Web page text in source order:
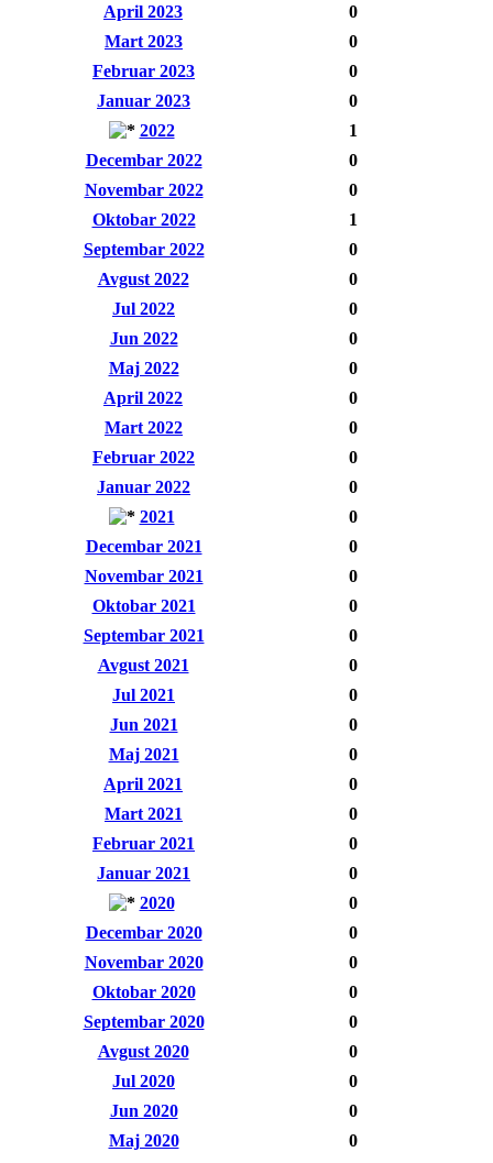
April 2023
0
Mart 2023
0
Februar 2023
0
Januar 2023
0
2022
1
Decembar 2022
0
Novembar 2022
0
Oktobar 2022
1
Septembar 2022
0
Avgust 2022
0
Jul 2022
0
Jun 2022
0
Maj 2022
0
April 2022
0
Mart 2022
0
Februar 2022
0
Januar 2022
0
2021
0
Decembar 2021
0
Novembar 2021
0
Oktobar 2021
0
Septembar 2021
0
Avgust 2021
0
Jul 2021
0
Jun 2021
0
Maj 2021
0
April 2021
0
Mart 2021
0
Februar 2021
0
Januar 2021
0
2020
0
Decembar 2020
0
Novembar 2020
0
Oktobar 2020
0
Septembar 2020
0
Avgust 2020
0
Jul 2020
0
Jun 2020
0
Maj 2020
0